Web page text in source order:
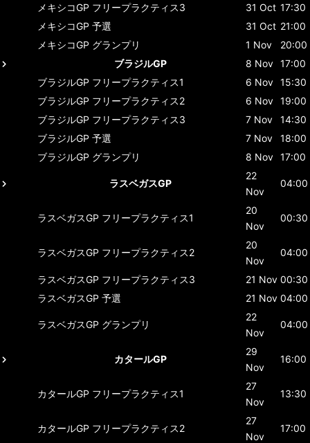
メキシコGP フリープラクティス3 31 Oct 17:30
メキシコGP 予選 31 Oct 21:00
メキシコGP グランプリ 1 Nov
20:00
ブラジルGP
8 Nov 17:00
ブラジルGP フリープラクティス1 6 Nov 15:30
ブラジルGP フリープラクティス2 6 Nov 19:00
ブラジルGP フリープラクティス3 7 Nov
14:30
ブラジルGP 予選 7 Nov
18:00
ブラジルGP グランプリ 8 Nov 17:00
ラスベガスGP
22
Nov
04:00
ラスベガスGP フリープラクティス1
20
Nov
00:30
ラスベガスGP フリープラクティス2
20
Nov
04:00
ラスベガスGP フリープラクティス3 21 Nov 00:30
ラスベガスGP 予選 21 Nov 04:00
ラスベガスGP グランプリ
22
Nov
04:00
カタールGP
29
Nov
16:00
カタールGP フリープラクティス1
27
Nov
13:30
カタールGP フリープラクティス2
27
Nov
17:00